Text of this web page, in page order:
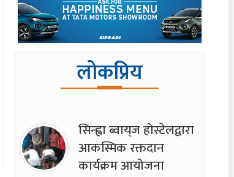
लोकप्रिय
सिन्ह्वा ब्वाय्‌ज होस्टेलद्वारा
आकस्मिक रक्तदान
कार्यक्रम आयोजना